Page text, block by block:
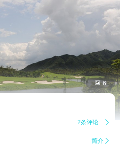
 6
2条评论 
简介 